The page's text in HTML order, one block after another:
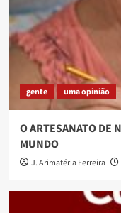
gente uma opinião
O ARTESANATO DE
MUNDO
J. Arimatéria Ferreira